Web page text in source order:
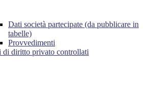
Dati società partecipate (da pubblicare in
tabelle)
Provvedimenti
di diritto privato controllati